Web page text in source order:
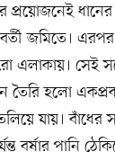
প্রয়োজনেই
জমিতে।
সেই
তৈরি হলো
যায়।
বর্ষার পানি